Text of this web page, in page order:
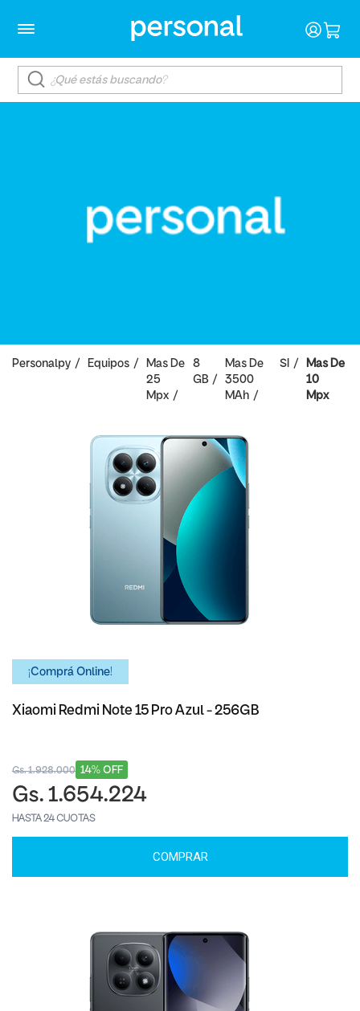
Personalpy Equipos
Mas De
25
Mpx
8
GB
Mas De
3500
MAh
SI
Mas De
10
Mpx
¡Comprá Online!
Xiaomi Redmi Note 15 Pro Azul - 256GB
14% OFF
Gs. 1.928.000
Gs. 1.654.224
HASTA 24 CUOTAS
COMPRAR